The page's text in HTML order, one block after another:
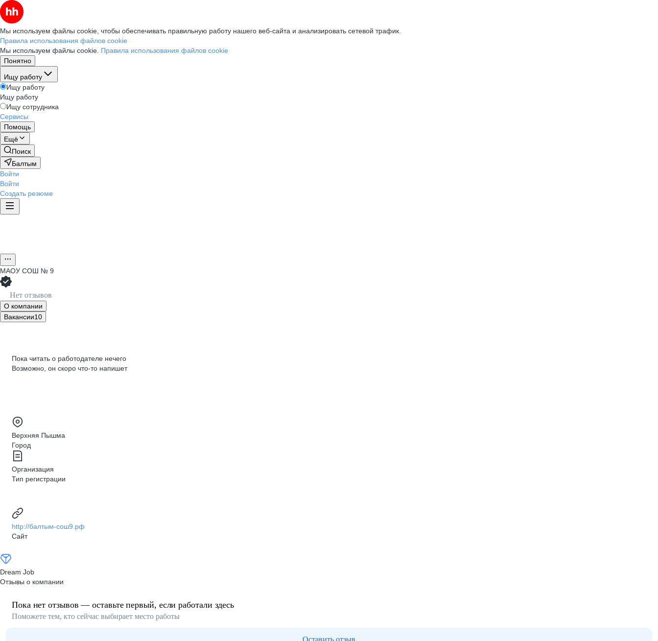
Мы используем файлы cookie, чтобы обеспечивать правильную работу нашего веб-сайта и анализировать сетевой трафик.
Правила использования файлов cookie
Мы используем файлы cookie. Правила использования файлов cookie
Понятно
Ищу работу
Ищу работу
Ищу работу
Ищу сотрудника
Сервисы
Помощь
Ещё
Поиск
Балтым
Войти
Войти
Создать резюме
МАОУ СОШ № 9
Нет отзывов
О компании
Вакансии10
Пока читать о работодателе нечего
Возможно, он скоро что‑то напишет
Верхняя Пышма
Город
Организация
Тип регистрации
http://балтым-сош9.рф
Сайт
Dream Job
Отзывы о компании
Пока нет отзывов — оставьте первый, если работали здесь
Поможете тем, кто сейчас выбирает место работы
Оставить отзыв